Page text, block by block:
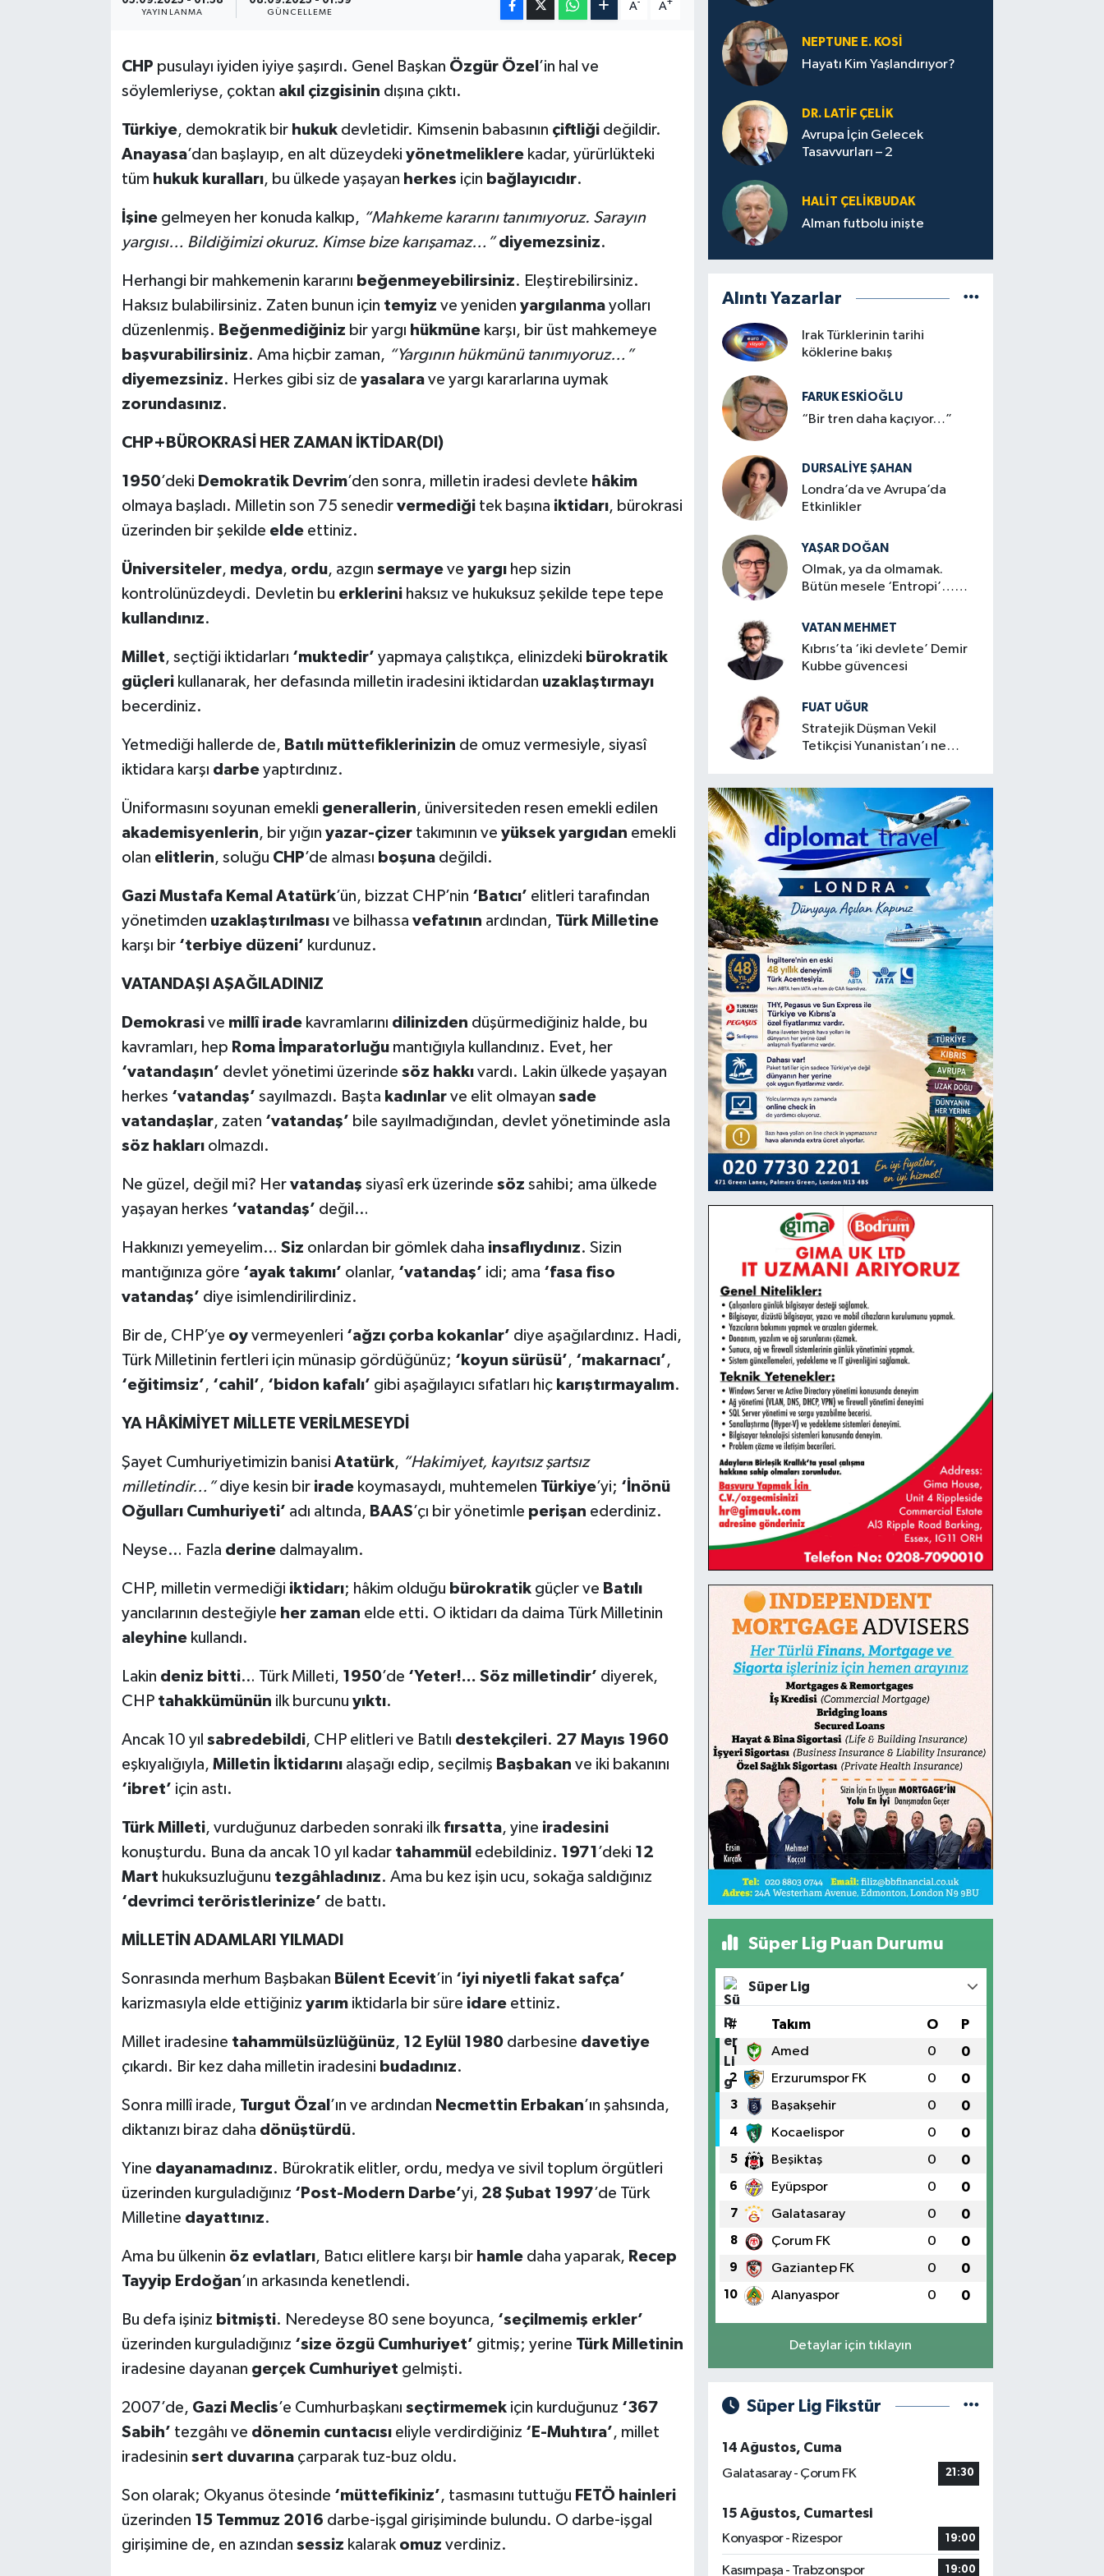
YAYINLANMA GÜNCELLEME
A- A+
CHP pusulayı iyiden iyiye şaşırdı. Genel Başkan Özgür Özel ’in hal ve
söylemleriyse, çoktan akıl çizgisinin dışına çıktı.
Türkiye, demokratik bir hukukdevletidir. Kimsenin babasının çiftliğideğildir.
Anayasa’dan başlayıp, en alt düzeydeki yönetmeliklerekadar, yürürlükteki
tüm hukuk kuralları, bu ülkede yaşayan herkes için bağlayıcıdır.
İşinegelmeyen her konuda kalkıp, “Mahkeme kararını tanımıyoruz. Sarayın
yargısı… Bildiğimizi okuruz. Kimse bize karışamaz…” diyemezsiniz.
Herhangi bir mahkemenin kararını beğenmeyebilirsiniz. Eleştirebilirsiniz.
Haksız bulabilirsiniz. Zaten bunun için temyiz ve yeniden yargılanmayolları
düzenlenmiş. Beğenmediğiniz bir yargı hükmünekarşı, bir üst mahkemeye
başvurabilirsiniz. Ama hiçbir zaman, “Yargının hükmünü tanımıyoruz…”
diyemezsiniz. Herkes gibi siz de yasalarave yargı kararlarına uymak
zorundasınız.
CHP+BÜROKRASİ HER ZAMAN İKTİDAR(DI)
1950’deki Demokratik Devrim’den sonra, milletin iradesi devlete hâkim
olmaya başladı. Milletin son 75 senedir vermediğitek başına iktidarı, bürokrasi
üzerinden bir şekilde eldeettiniz.
Üniversiteler, medya, ordu, azgın sermayeve yargıhep sizin
kontrolünüzdeydi. Devletin bu erklerinihaksız ve hukuksuz şekilde tepe tepe
kullandınız.
Millet, seçtiği iktidarları ‘muktedir’ yapmaya çalıştıkça, elinizdeki bürokratik
güçlerikullanarak, her defasında milletin iradesini iktidardan uzaklaştırmayı
becerdiniz.
Yetmediği hallerde de, Batılı müttefiklerinizin de omuz vermesiyle, siyasî
iktidara karşı darbeyaptırdınız.
Üniformasını soyunan emekli generallerin, üniversiteden resen emekli edilen
akademisyenlerin, bir yığın yazar-çizertakımının ve yüksek yargıdan emekli
olan elitlerin, soluğu CHP’de alması boşunadeğildi.
Gazi Mustafa Kemal Atatürk’ün, bizzat CHP’nin ‘Batıcı’ elitleri tarafından
yönetimden uzaklaştırılmasıve bilhassa vefatının ardından, Türk Milletine
karşı bir ‘terbiye düzeni’ kurdunuz.
VATANDAŞI AŞAĞILADINIZ
Demokrasive millî iradekavramlarını dilinizden düşürmediğiniz halde, bu
kavramları, hep Roma İmparatorluğumantığıyla kullandınız. Evet, her
‘vatandaşın’ devlet yönetimi üzerinde söz hakkıvardı. Lakin ülkede yaşayan
herkes ‘vatandaş’ sayılmazdı. Başta kadınlarve elit olmayan sade
vatandaşlar, zaten ‘vatandaş’ bile sayılmadığından, devlet yönetiminde asla
söz haklarıolmazdı.
Ne güzel, değil mi? Her vatandaş siyasî erk üzerinde söz sahibi; ama ülkede
yaşayan herkes ‘vatandaş’ değil…
Hakkınızı yemeyelim… Siz onlardan bir gömlek daha insaflıydınız. Sizin
mantığınıza göre ‘ayak takımı’ olanlar, ‘vatandaş’ idi; ama ‘fasa fiso
vatandaş’ diye isimlendirilirdiniz.
Bir de, CHP’ye oyvermeyenleri ‘ağzı çorba kokanlar’ diye aşağılardınız. Hadi,
Türk Milletinin fertleri için münasip gördüğünüz; ‘koyun sürüsü’, ‘makarnacı’,
‘eğitimsiz’, ‘cahil’, ‘bidon kafalı’ gibi aşağılayıcı sıfatları hiç karıştırmayalım.
YA HÂKİMİYET MİLLETE VERİLMESEYDİ
Şayet Cumhuriyetimizin banisi Atatürk, “Hakimiyet, kayıtsız şartsız
milletindir…”diye kesin bir iradekoymasaydı, muhtemelen Türkiye’yi; ‘İnönü
Oğulları Cumhuriyeti’ adı altında, BAAS’çı bir yönetimle perişan ederdiniz.
Neyse… Fazla derinedalmayalım.
CHP, milletin vermediği iktidarı; hâkim olduğu bürokratikgüçler ve Batılı
yancılarının desteğiyle her zaman elde etti. O iktidarı da daima Türk Milletinin
aleyhinekullandı.
Lakin deniz bitti… Türk Milleti, 1950’de ‘Yeter!... Söz milletindir’ diyerek,
CHP tahakkümünün ilk burcunu yıktı.
Ancak 10 yıl sabredebildi, CHP elitleri ve Batılı destekçileri. 27 Mayıs 1960
eşkıyalığıyla, Milletin İktidarınıalaşağı edip, seçilmiş Başbakan ve iki bakanını
‘ibret’ için astı.
Türk Milleti, vurduğunuz darbeden sonraki ilk fırsatta, yine iradesini
konuşturdu. Buna da ancak 10 yıl kadar tahammül edebildiniz. 1971 ’deki 12
Mart hukuksuzluğunu tezgâhladınız. Ama bu kez işin ucu, sokağa saldığınız
‘devrimci teröristlerinize’ de battı.
MİLLETİN ADAMLARI YILMADI
Sonrasında merhum Başbakan Bülent Ecevit’in ‘iyi niyetli fakat safça’
karizmasıyla elde ettiğiniz yarımiktidarla bir süre idareettiniz.
Millet iradesine tahammülsüzlüğünüz, 12 Eylül 1980darbesine davetiye
çıkardı. Bir kez daha milletin iradesini budadınız.
Sonra millî irade, Turgut Özal ’ın ve ardından Necmettin Erbakan’ın şahsında,
diktanızı biraz daha dönüştürdü.
Yine dayanamadınız. Bürokratik elitler, ordu, medya ve sivil toplum örgütleri
üzerinden kurguladığınız ‘Post-Modern Darbe’yi, 28 Şubat 1997’de Türk
Milletine dayattınız.
Ama bu ülkenin öz evlatları, Batıcı elitlere karşı bir hamledaha yaparak, Recep
Tayyip Erdoğan’ın arkasında kenetlendi.
Bu defa işiniz bitmişti. Neredeyse 80 sene boyunca, ‘seçilmemiş erkler’
üzerinden kurguladığınız ‘size özgü Cumhuriyet’ gitmiş; yerine Türk Milletinin
iradesine dayanan gerçek Cumhuriyet gelmişti.
2007’de, Gazi Meclis’e Cumhurbaşkanı seçtirmemekiçin kurduğunuz ‘367
Sabih’ tezgâhı ve dönemin cuntacısıeliyle verdirdiğiniz ‘E-Muhtıra’, millet
iradesinin sert duvarınaçarparak tuz-buz oldu.
Son olarak; Okyanus ötesinde ‘müttefikiniz’, tasmasını tuttuğu FETÖ hainleri
üzerinden 15 Temmuz 2016 darbe-işgal girişiminde bulundu. O darbe-işgal
girişimine de, en azından sessiz kalarak omuz verdiniz.
NEPTUNE E. KOSİ
Hayatı Kim Yaşlandırıyor?
DR. LATİF ÇELİK
Avrupa İçin Gelecek
Tasavvurları – 2
HALIT ÇELİKBUDAK
Alman futbolu inişte
Alıntı Yazarlar
Irak Türklerinin tarihi
köklerine bakış
FARUK ESKİOĞLU
“Bir tren daha kaçıyor…”
DURSALIYE ŞAHAN
Londra’da ve Avrupa’da
Etkinlikler
YAŞAR DOĞAN
Olmak, ya da olmamak.
Bütün mesele ‘Entropi’…
VATAN MEHMET
Kıbrıs’ta ‘iki devlete’ Demir
Kubbe güvencesi
FUAT UĞUR
Stratejik Düşman Vekil
Tetikçisi Yunanistan’ı ne
Süper Lig Puan Durumu
Süper Lig
# Takım O P
1 Amed 0 0
2 Erzurumspor FK 0 0
3 Başakşehir 0 0
4 Kocaelispor 0 0
5 Beşiktaş 0 0
6 Eyüpspor 0 0
7 Galatasaray 0 0
8 Çorum FK 0 0
9 Gaziantep FK 0 0
10 Alanyaspor 0 0
Detaylar için tıklayın
Süper Lig Fikstür
14 Ağustos, Cuma
Galatasaray - Çorum FK
21:30
15 Ağustos, Cumartesi
Konyaspor - Rizespor
19:00
Kasımpaşa - Trabzonspor 19:00